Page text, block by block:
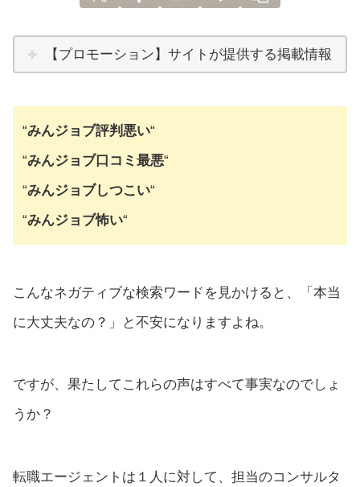
【プロモーション】サイトが提供する掲載情報
“みんジョブ評判悪い“
“みんジョブ口コミ最悪“
“みんジョブしつこい“
“みんジョブ怖い“
こんなネガティブな検索ワードを見かけると、「本当
に大丈夫なの？」と不安になりますよね。
ですが、果たしてこれらの声はすべて事実なのでしょ
うか？
転職エージェントは１人に対して、担当のコンサルタ